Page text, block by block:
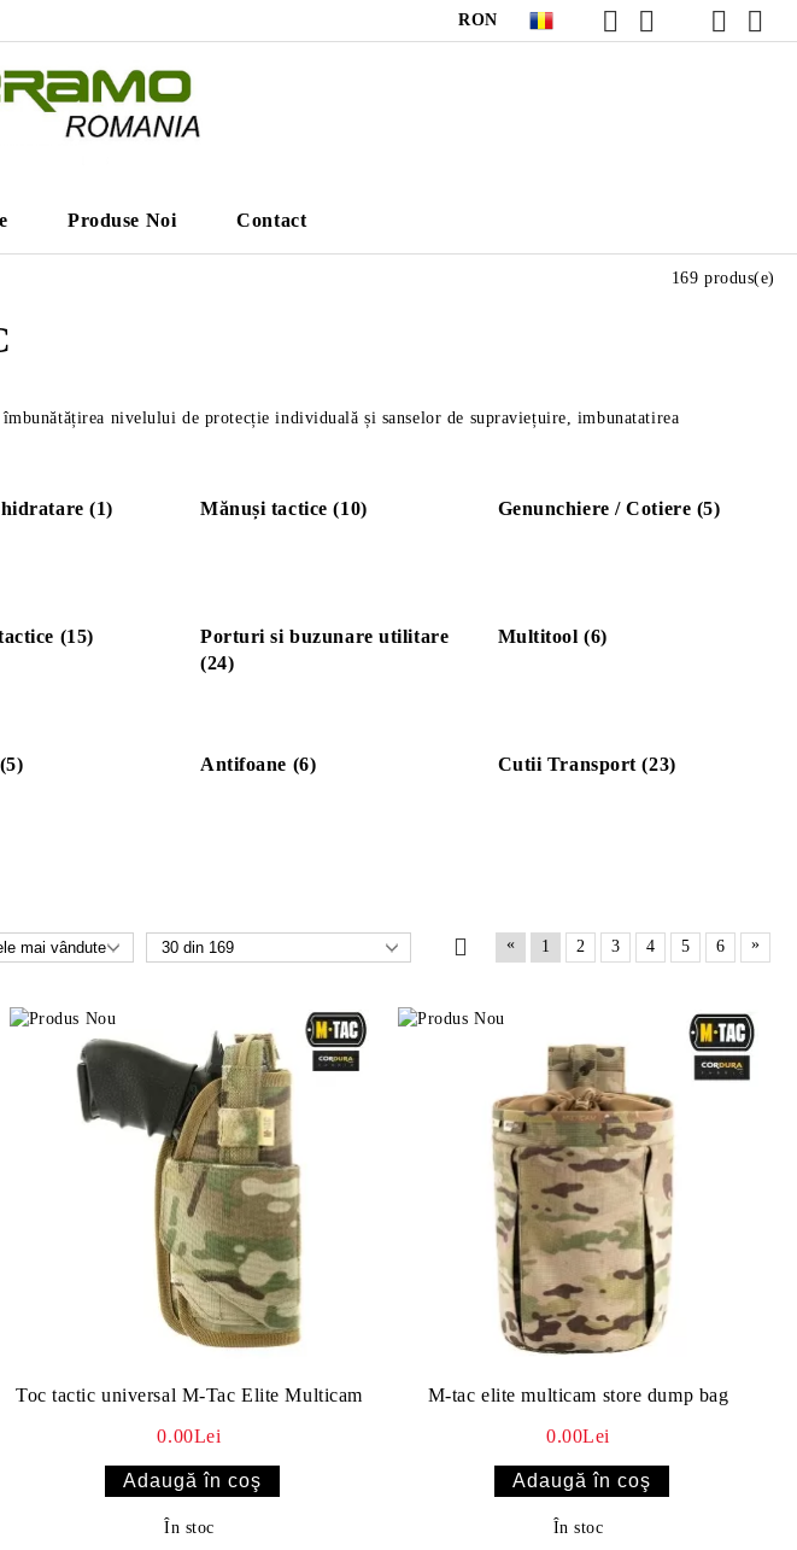
RON
Produse Noi Contact
nivelului de protecție individuală și sanselor de supraviețuire, imbunatatirea
hidratare (1) Mănuși tactice (10) Genunchiere / Cotiere (5)
(15)
Porturi si buzunare utilitare
(24)
Multitool (6)
Antifoane (6) Cutii Transport (23)
169 produs(e)
« 1 2 3 4 5 6 »
Toc tactic universal M-Tac Elite Multicam
0.00Lei
În stoc
M-tac elite multicam store dump bag
0.00Lei
În stoc